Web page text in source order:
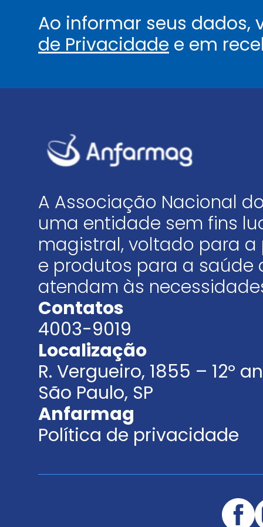
Ao informar seus
de Privacidade e em
A Associação Nacional
uma entidade sem fins
magistral, voltado para
e produtos para a saúde
atendam às
Contatos
4003-9019
Localização
R. Vergueiro, 1855 – 12º
São Paulo, SP
Anfarmag
Política de privacidade